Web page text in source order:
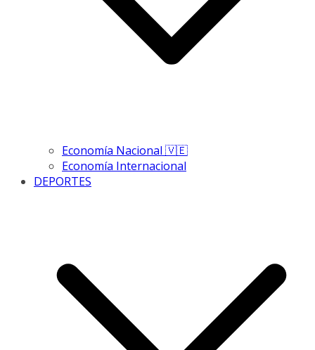
Economía Nacional 🇻🇪
Economía Internacional
DEPORTES